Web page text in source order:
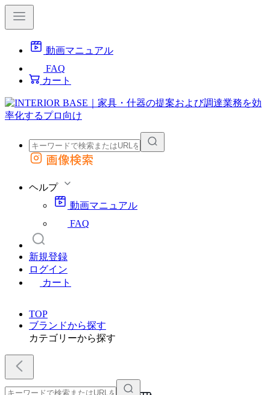
動画マニュアル
FAQ
カート
外部サイトの商品をカートに追加
画像検索
ヘルプ
動画マニュアル
FAQ
新規登録
ログイン
カート
TOP
ブランドから探す
カテゴリーから探す